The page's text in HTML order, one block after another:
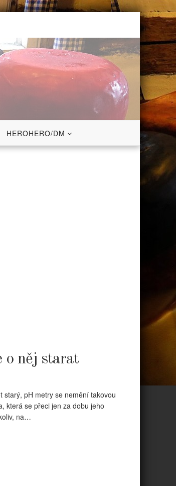
HEROHERO/DM
o něj starat
pH metry se nemění takovou
která se přeci jen za dobu jeho
na…